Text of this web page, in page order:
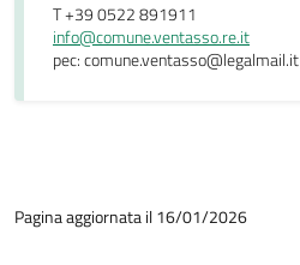
T +39 0522 891911
info@comune.ventasso.re.it
pec: comune.ventasso@legalmail.it
Pagina aggiornata il 16/01/2026